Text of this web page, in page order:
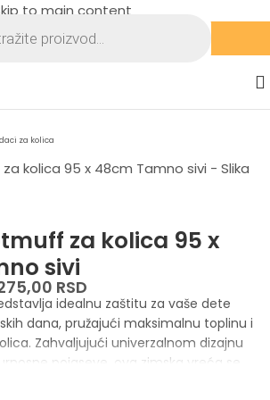
to main content
za kolica
za kolica 95 x
sivi
RSD
idealnu zaštitu za vaše dete
dana, pružajući maksimalnu toplinu i
Zahvaljujući univerzalnom dizajnu
pojaseve, ova zimska vreća se
sve modele kolica, osiguravajući